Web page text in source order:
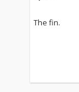
インチーム
gnが制作。
月24日付)を
The fin.